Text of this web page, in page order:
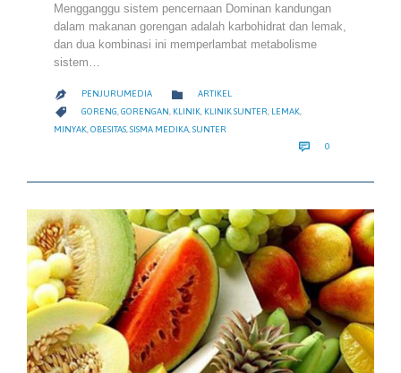
Mengganggu sistem pencernaan Dominan kandungan
dalam makanan gorengan adalah karbohidrat dan lemak,
dan dua kombinasi ini memperlambat metabolisme
sistem…
 PENJURUMEDIA  CATEGORY
ARTIKEL
 CATEGORY
GORENG,GORENGAN, KLINIK, KLINIK SUNTER, LEMAK,
MINYAK OBESITAS SISMA MEDIKA SUNTER
 0